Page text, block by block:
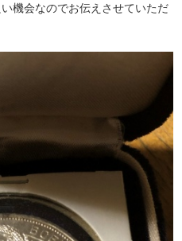
機会なのでお伝えさせていただ